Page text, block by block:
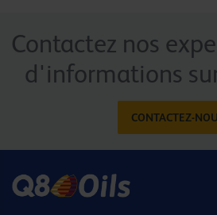
Contactez nos
d'informations
CONTACTEZ-